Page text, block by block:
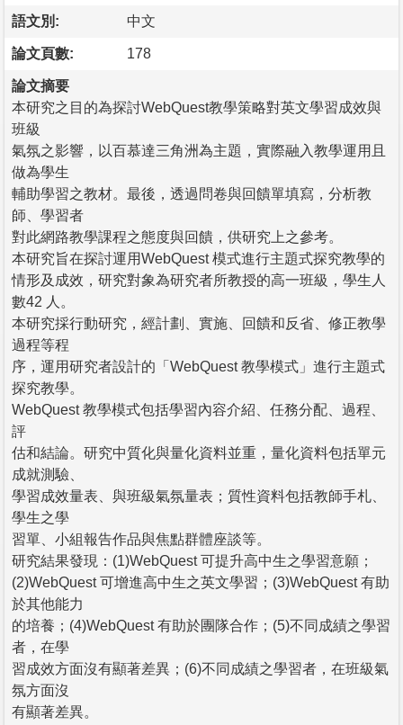
語文別: 中文
論文頁數: 178
論文摘要
本研究之目的為探討WebQuest教學策略對英文學習成效與
班級
氣氛之影響，以百慕達三角洲為主題，實際融入教學運用且
做為學生
輔助學習之教材。最後，透過問卷與回饋單填寫，分析教
師、學習者
對此網路教學課程之態度與回饋，供研究上之參考。
本研究旨在探討運用WebQuest 模式進行主題式探究教學的
情形及成效，研究對象為研究者所教授的高一班級，學生人
數42 人。
本研究採行動研究，經計劃、實施、回饋和反省、修正教學
過程等程
序，運用研究者設計的「WebQuest 教學模式」進行主題式
探究教學。
WebQuest 教學模式包括學習內容介紹、任務分配、過程、
評
估和結論。研究中質化與量化資料並重，量化資料包括單元
成就測驗、
學習成效量表、與班級氣氛量表；質性資料包括教師手札、
學生之學
習單、小組報告作品與焦點群體座談等。
研究結果發現：(1)WebQuest 可提升高中生之學習意願；
(2)WebQuest 可增進高中生之英文學習；(3)WebQuest 有助
於其他能力
的培養；(4)WebQuest 有助於團隊合作；(5)不同成績之學習
者，在學
習成效方面沒有顯著差異；(6)不同成績之學習者，在班級氣
氛方面沒
有顯著差異。